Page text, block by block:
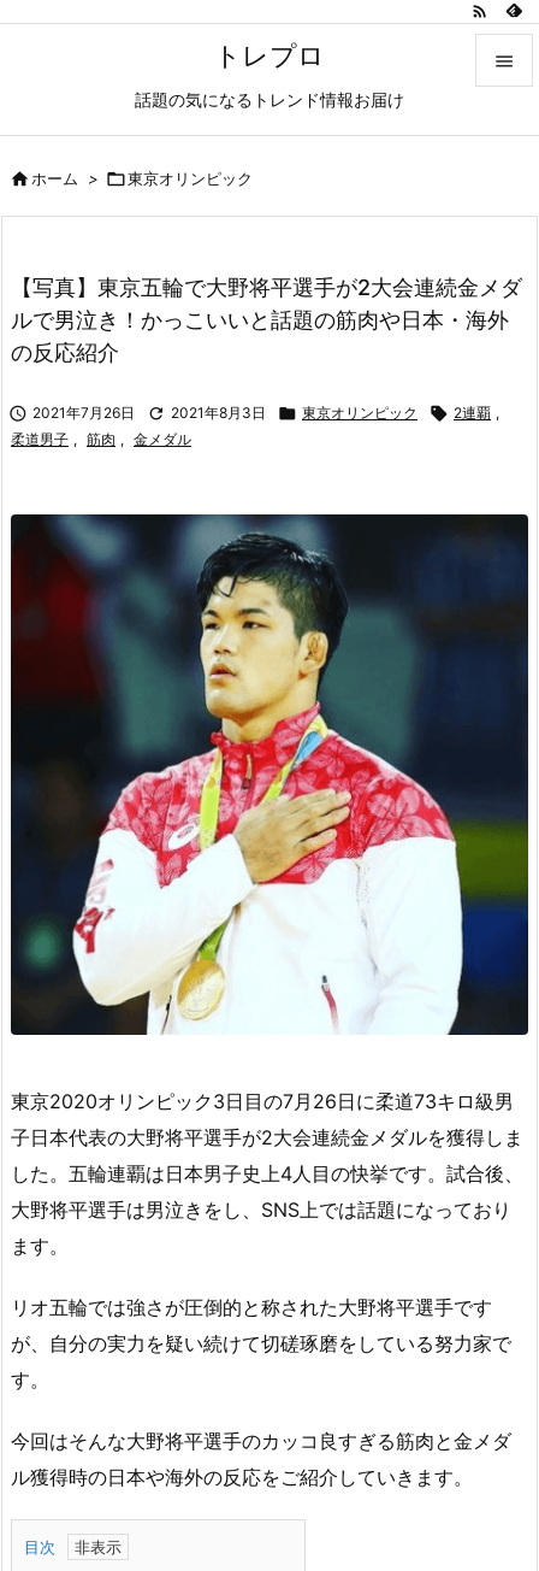
トレプロ
話題の気になるトレンド情報お届け

メニュ

次へ

ホーム > 東京オリンピック
【写真】東京五輪で大野将平選手が2大会連続金メダ
ルで男泣き！かっこいいと話題の筋肉や日本・海外
の反応紹介
 2021年7月26日  2021年8月3日  東京オリンピック  2連覇 ,
柔道男子 , 筋肉 , 金メダル
東京2020オリンピック3日目の7月26日に柔道73キロ級男
子日本代表の大野将平選手が2大会連続金メダルを獲得しま
した。五輪連覇は日本男子史上4人目の快挙です。試合後、
大野将平選手は男泣きをし、SNS上では話題になっており
ます。
リオ五輪では強さが圧倒的と称された大野将平選手です
が、自分の実力を疑い続けて切磋琢磨をしている努力家で
す。
今回はそんな大野将平選手のカッコ良すぎる筋肉と金メダ
ル獲得時の日本や海外の反応をご紹介していきます。
目次